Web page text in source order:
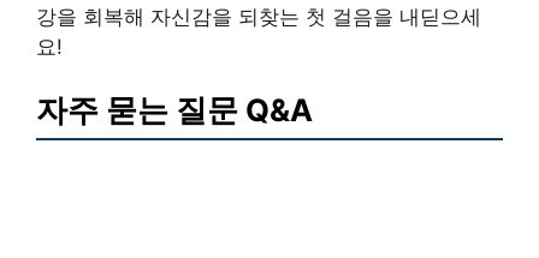
강을 회복해 자신감을 되찾는 첫 걸음을 내딛으세
요!
자주 묻는 질문 Q&A